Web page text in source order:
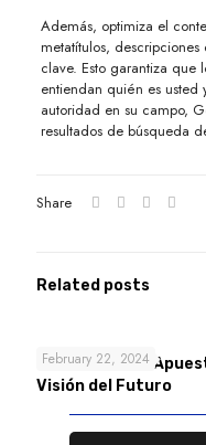
Además, optimiza el
metatítulos,
clave. Esto garantiza que
entiendan quién es
autoridad en su campo,
resultados de búsqueda
Share
Related posts
February 22, 2024
Las 4 Grandes
Visión del Futuro